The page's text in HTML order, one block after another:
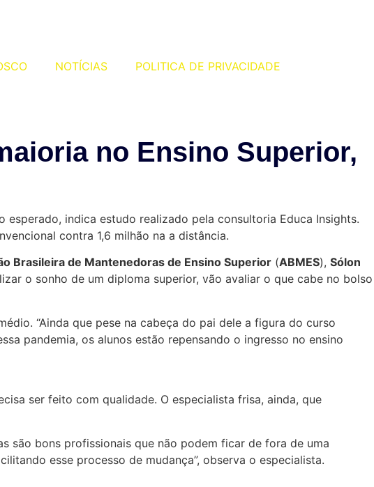
NOTÍCIAS POLITICA DE PRIVACIDADE
no Ensino Superior,
indica estudo realizado pela consultoria Educa Insights.
contra 1,6 milhão na a distância.
Brasileira de Mantenedoras de Ensino Superior (ABMES), Sólon
o sonho de um diploma superior, vão avaliar o que cabe no bolso
“Ainda que pese na cabeça do pai dele a figura do curso
pandemia, os alunos estão repensando o ingresso no ensino
ser feito com qualidade. O especialista frisa, ainda, que
são bons profissionais que não podem ficar de fora de uma
esse processo de mudança”, observa o especialista.